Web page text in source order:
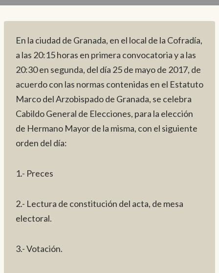
En la ciudad de Granada, en el local de la Cofradía,
a las 20:15 horas en primera convocatoria y a las
20:30 en segunda, del día 25 de mayo de 2017, de
acuerdo con las normas contenidas en el Estatuto
Marco del Arzobispado de Granada, se celebra
Cabildo General de Elecciones, para la elección
de Hermano Mayor de la misma, con el siguiente
orden del día:
1.- Preces
2.- Lectura de constitución del acta, de mesa
electoral.
3.- Votación.